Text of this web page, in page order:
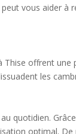
vous aider
offrent
les
quotidien.
optimal.